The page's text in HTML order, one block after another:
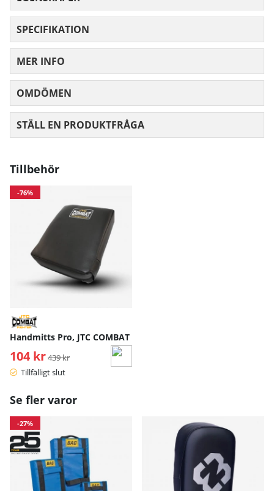
SPECIFIKATION
MER INFO
OMDÖMEN
STÄLL EN PRODUKTFRÅGA
Tillbehör
-76%
Handmitts Pro, JTC COMBAT
104 kr Ordinarie pris:
439 kr
Tillfälligt slut
Se fler varor
-27%